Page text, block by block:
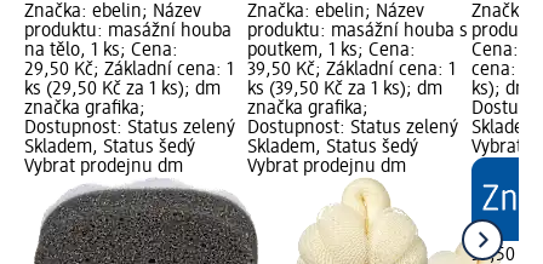
Značka: ebelin; Název
produktu: masážní houba
na tělo, 1 ks; Cena:
29,50 Kč; Základní cena: 1
ks (29,50 Kč za 1 ks); dm
značka grafika;
Dostupnost: Status zelený
Skladem, Status šedý
Vybrat prodejnu dm
Značka: ebelin; Název
produktu: masážní houba s
poutkem, 1 ks; Cena:
39,50 Kč; Základní cena: 1
ks (39,50 Kč za 1 ks); dm
značka grafika;
Dostupnost: Status zelený
Skladem, Status šedý
Vybrat prodejnu dm
Značka:
Cena:
cena: 1
ks); dm
Vybrat
39,50 Kč